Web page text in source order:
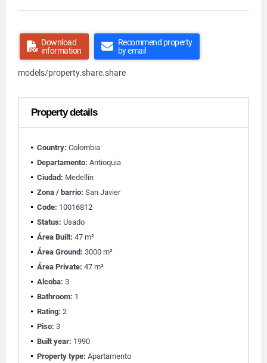
Download
information
Recommend property
by email
models/property.share.share
Property details
Country: Colombia
Departamento: Antioquia
Ciudad: Medellín
Zona / barrio: San Javier
Code: 10016812
Status: Usado
Área Built: 47 m²
Área Ground: 3000 m²
Área Private: 47 m²
Alcoba: 3
Bathroom: 1
Rating: 2
Piso: 3
Built year: 1990
Property type: Apartamento